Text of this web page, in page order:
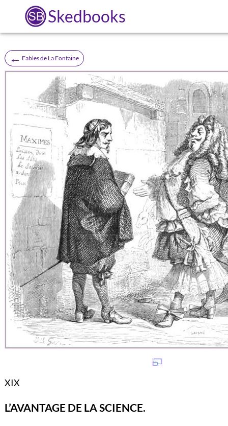
Skedbooks
← Fables de La Fontaine
XIX
L’AVANTAGE DE LA SCIENCE.